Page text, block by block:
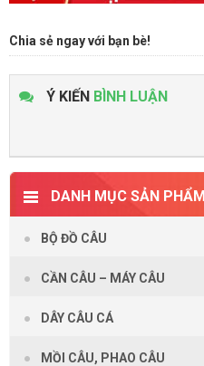
Chia sẻ ngay với bạn bè!
Ý KIẾN BÌNH LUẬN
DANH MỤC SẢN PHẨM
BỘ ĐỒ CÂU
CẦN CÂU – MÁY CÂU
DÂY CÂU CÁ
MỒI CÂU, PHAO CÂU